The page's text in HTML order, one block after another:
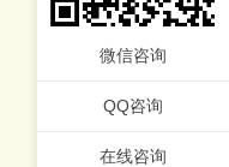
微信咨询
QQ咨询
在线咨询